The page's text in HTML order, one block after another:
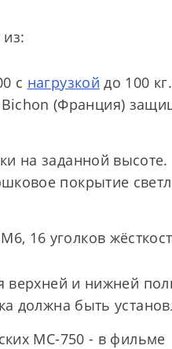
с нагрузкой до 100
(Франция)
на заданной
покрытие
16 уголков
и нижней
должна быть
МС-750 - в фильме